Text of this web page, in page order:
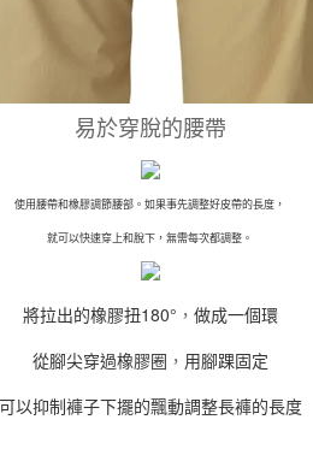
易於穿脫的腰帶
使用腰帶和橡膠調節腰部。如果事先調整好皮帶的長度，
就可以快速穿上和脫下，無需每次都調整。
將拉出的橡膠扭180° ， 做成一個環
從腳尖穿過橡膠圈 ， 用腳踝固定
可以抑制褲子下擺的飄動調整長褲的長度